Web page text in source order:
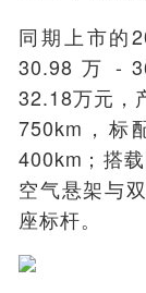
同期上市的
30.98 万 -
32.18万元，
750km，标
400km；搭
空气悬架与
座标杆。